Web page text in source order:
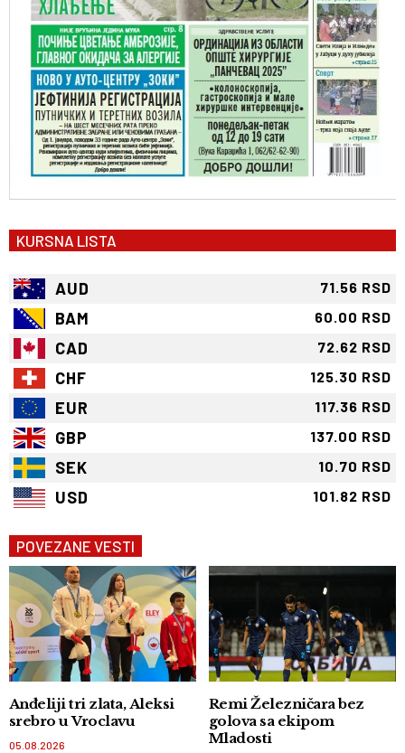
KURSNA LISTA
AUD 71.56 RSD
BAM 60.00 RSD
CAD 72.62 RSD
CHF 125.30 RSD
EUR 117.36 RSD
GBP 137.00 RSD
SEK 10.70 RSD
USD 101.82 RSD
POVEZANE VESTI
Anđeliji tri zlata, Aleksi
srebro u Vroclavu
05.08.2026
Remi Železničara bez
golova sa ekipom
Mladosti